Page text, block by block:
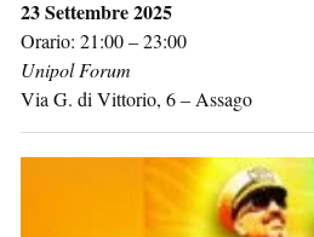
23 Settembre 2025
Orario: 21:00 – 23:00
Unipol Forum
Via G. di Vittorio, 6– Assago